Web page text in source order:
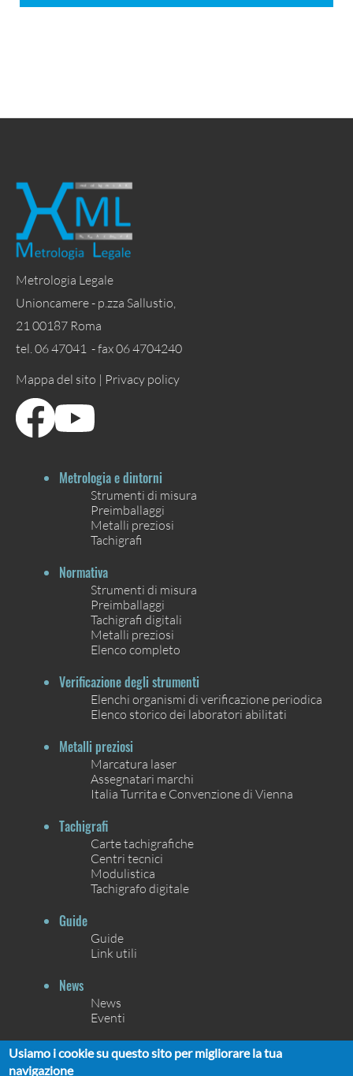
Metrologia Legale
Unioncamere - p.zza Sallustio,
21 00187 Roma
tel. 06 47041 - fax 06 4704240
Mappa del sito | Privacy policy
Metrologia e dintorni
Strumenti di misura
Preimballaggi
Metalli preziosi
Tachigrafi
Normativa
Strumenti di misura
Preimballaggi
Tachigrafi digitali
Metalli preziosi
Elenco completo
Verificazione degli strumenti
Elenchi organismi di verificazione periodica
Elenco storico dei laboratori abilitati
Metalli preziosi
Marcatura laser
Assegnatari marchi
Italia Turrita e Convenzione di Vienna
Tachigrafi
Carte tachigrafiche
Centri tecnici
Modulistica
Tachigrafo digitale
Guide
Guide
Link utili
News
News
Eventi
Contatti
Usiamo i cookie su questo sito per migliorare la tua
navigazione